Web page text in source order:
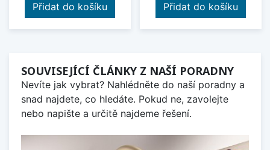
Přidat do košíku Přidat do košíku
SOUVISEJÍCÍ ČLÁNKY Z NAŠÍ PORADNY
Nevíte jak vybrat? Nahlédněte do naší poradny a
snad najdete, co hledáte. Pokud ne, zavolejte
nebo napište a určitě najdeme řešení.